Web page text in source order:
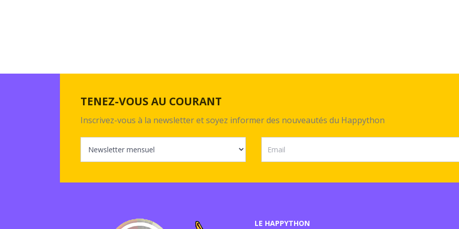
TENEZ-VOUS AU COURANT
Inscrivez-vous à la newsletter et soyez informer des nouveautés du Happython
LE HAPPYTHON